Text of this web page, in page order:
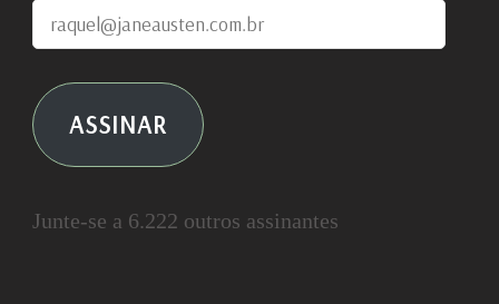
raquel@janeausten.com.br
ASSINAR
Junte-se a 6.222 outros assinantes